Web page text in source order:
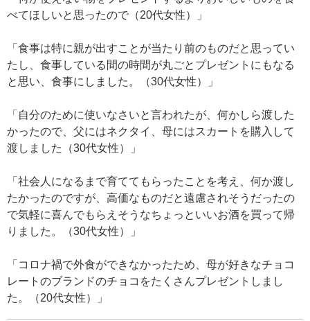
べてほしいと思ったので（20代女性）」
「食事は特に親が出すことが当たり前のものだと思ってい
たし、食事している間の時間が丸ごとプレゼントにもなる
と思い、食事にしました。（30代女性）」
「自分のために使いなさいと言われたが、何かしら渡した
かったので、父にはネクタイ、母にはスカートを購入して
渡しました（30代女性）」
「社会人になるまで育ててもらったことを考え、何か渡し
たかったのですが、高価なものだと遠慮されそうだったの
で気軽に喜んでもらえそうなちょっといいお酒を買って帰
りました。（30代女性）」
「コロナ禍で外食ができなかったため、母が好きなチョコ
レートのブランドのチョコをたくさんプレゼントしまし
た。（20代女性）」